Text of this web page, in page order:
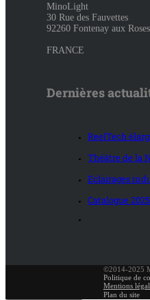
MinoLight
30 Rue des Fauvettes
92260 Fontenay aux Roses
FRANCE
Dernières
ReelTech
Théâtre de la
Eclairages
Catalogue
©2014-2025
Politique de
Mentions
Plan du site